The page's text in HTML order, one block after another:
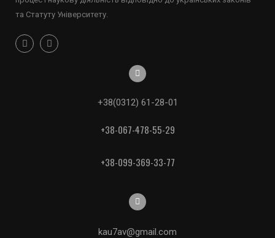
та Статуту Університету.
+38(0312) 61-28-01
+38-067-478-55-29
+38-099-369-33-77
kau7av@gmail.com